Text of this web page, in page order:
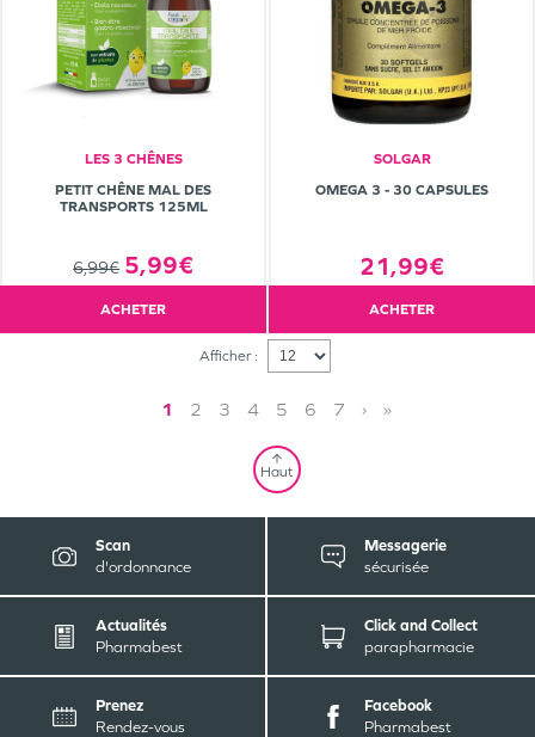
LES 3 CHÊNES
PETIT CHÊNE MAL DES
TRANSPORTS 125ML
6,99€ 5,99€
ACHETER
SOLGAR
OMEGA 3 - 30 CAPSULES
21,99€
ACHETER
Afficher :
1 2 3 4 5 6 7 › »
Haut
Scan
d'ordonnance
Messagerie
sécurisée
Actualités
Pharmabest
Click and Collect
parapharmacie
Prenez
Rendez-vous
Facebook
Pharmabest